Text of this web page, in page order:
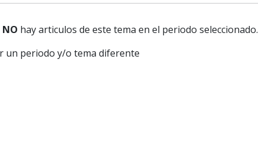
NO hay articulos de este tema en el periodo seleccionado.
un periodo y/o tema diferente